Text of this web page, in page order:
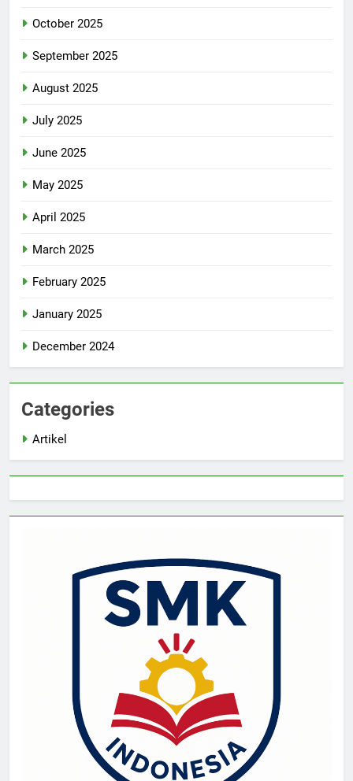
October 2025
September 2025
August 2025
July 2025
June 2025
May 2025
April 2025
March 2025
February 2025
January 2025
December 2024
Categories
Artikel